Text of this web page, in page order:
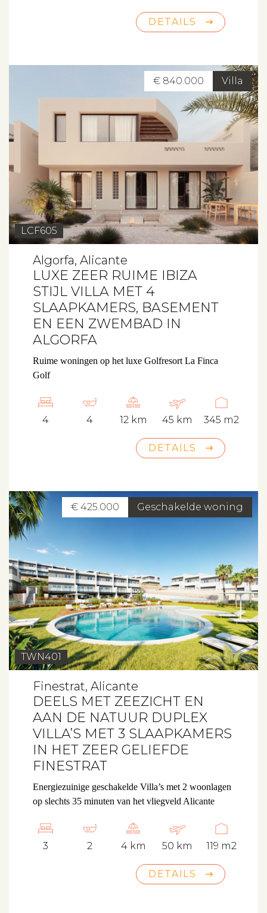
Aanbod
Koopwoningen
Huurwoningen
Verkocht
Verhuurd
Diensten
DETAILS
Villa
€ 840.000
LCF605
Algorfa, Alicante
LUXE ZEER RUIME IBIZA
STIJL VILLA MET 4
SLAAPKAMERS, BASEMENT
EN EEN ZWEMBAD IN
ALGORFA
Ruime woningen op het luxe Golfresort La Finca
Golf
4 4 12 km 45 km 345 m2
DETAILS
Geschakelde woning
€ 425.000
TWN401
Finestrat, Alicante
DEELS MET ZEEZICHT EN
AAN DE NATUUR DUPLEX
VILLA’S MET 3 SLAAPKAMERS
IN HET ZEER GELIEFDE
FINESTRAT
Energiezuinige geschakelde Villa’s met 2 woonlagen
op slechts 35 minuten van het vliegveld Alicante
3 2 4 km 50 km 119 m2
DETAILS